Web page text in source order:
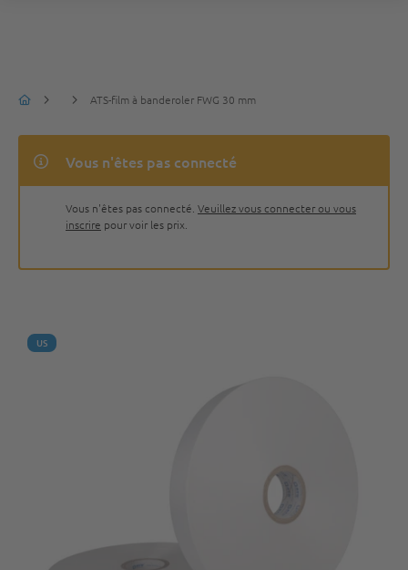
ATS-film à banderoler FWG 30 mm
Vous n'êtes pas connecté
Vous n'êtes pas connecté. Veuillez vous connecter ou vous
inscrire pour voir les prix.
US